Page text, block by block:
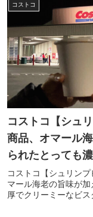
コストコ
コストコ【シュ
商品、オマール
られたとっても
なビスクは、絶
コストコ【シュリン
マール海老の旨味が
厚でクリーミーなビス